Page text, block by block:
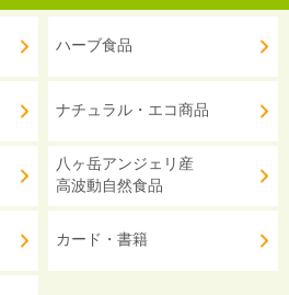
ハーブ食品
ナチュラル・エコ商品
八ヶ岳アンジェリ産
高波動自然食品
カード・書籍